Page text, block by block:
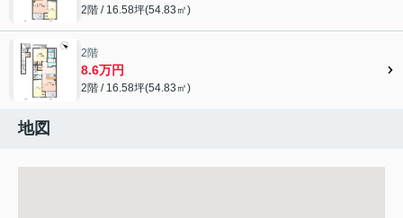
2階 / 16.58坪(54.83㎡)
2階
8.6万円
2階 / 16.58坪(54.83㎡)
地図